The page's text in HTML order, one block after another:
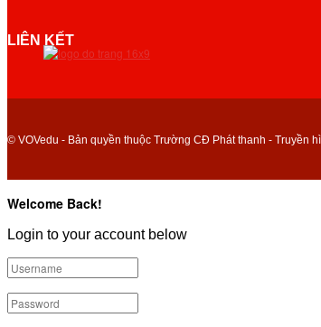
LIÊN KẾT
© VOVedu - Bản quyền thuộc Trường CĐ Phát thanh - Truyền
Welcome Back!
Login to your account below